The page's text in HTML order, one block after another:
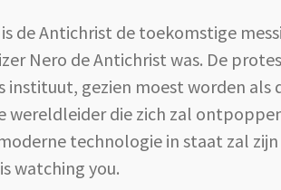
de Antichrist de toekomstige
Nero de Antichrist was. De
instituut, gezien moest worden als
wereldleider die zich zal
technologie in staat zal
watching you.